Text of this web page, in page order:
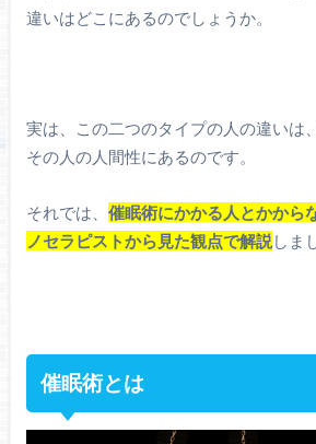
違いはどこにあるのでしょうか。
実は、この二つのタイプの人の違いは
その人の人間性にあるのです。
それでは、 催眠術にかかる人とかから
ノセラピストから見た観点で解説しま
催眠術とは